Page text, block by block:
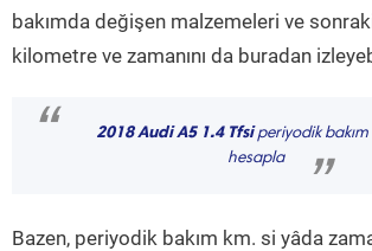
bakımda değişen malzemeleri ve
kilometre ve zamanını da buradan
“ 2018 Audi A5 1.4 Tfsiperiyodik bakım
hesapla
”
Bazen, periyodik bakım km. si yâda